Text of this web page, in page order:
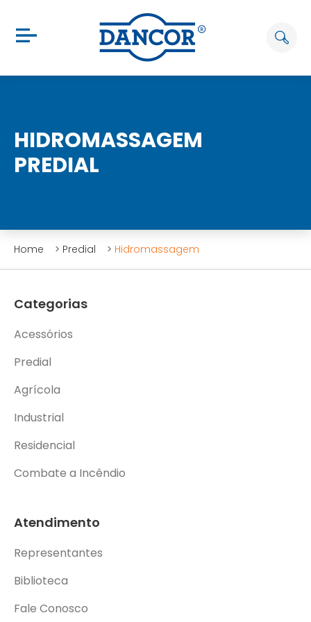
HIDROMASSAGEM
PREDIAL
Home > Predial > Hidromassagem
Categorias
Acessórios
Predial
Agrícola
Industrial
Residencial
Combate a Incêndio
Atendimento
Representantes
Biblioteca
Fale Conosco